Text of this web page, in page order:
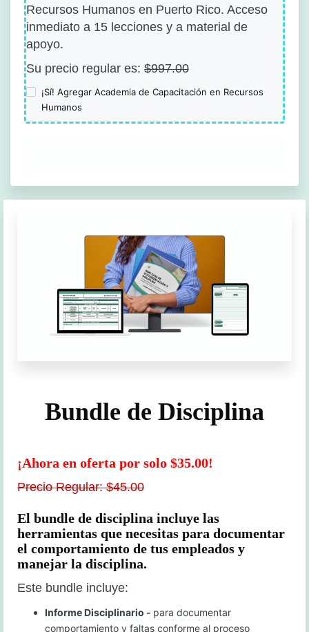
Recursos Humanos en Puerto Rico. Acceso
inmediato a 15 lecciones y a material de
apoyo.
Su precio regular es: $997.00
¡Sí! Agregar Academia de Capacitación en Recursos
Humanos
Bundle de Disciplina
¡Ahora en oferta por solo $35.00!
Precio Regular: $45.00
El bundle de disciplina incluye las
herramientas que necesitas para documentar
el comportamiento de tus empleados y
manejar la disciplina.
Este bundle incluye:
Informe Disciplinario - para documentar
comportamiento y faltas conforme al proceso